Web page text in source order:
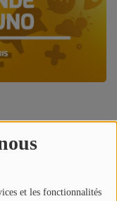
et les fonctionnalités